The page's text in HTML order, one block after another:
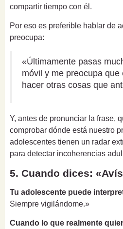
compartir tiempo con él.
Por eso es preferible hablar de
preocupa:
«Últimamente pasas
móvil y me preocupa que
hacer otras cosas que
Y, antes de pronunciar la frase,
comprobar dónde está nuestro
adolescentes tienen un radar
para detectar incoherencias
5. Cuando dices:
Tu adolescente puede
Siempre vigilándome.»
Cuando lo que realmente